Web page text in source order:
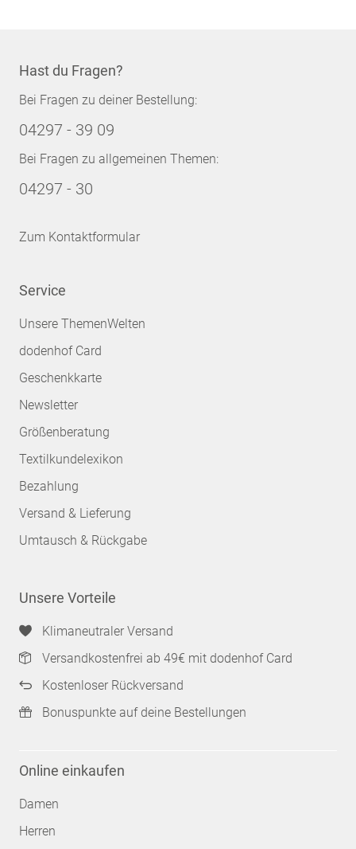
Hast du Fragen?
Bei Fragen zu deiner Bestellung:
04297 - 39 09
Bei Fragen zu allgemeinen Themen:
04297 - 30
Zum Kontaktformular
Service
Unsere ThemenWelten
dodenhof Card
Geschenkkarte
Newsletter
Größenberatung
Textilkundelexikon
Bezahlung
Versand & Lieferung
Umtausch & Rückgabe
Unsere Vorteile
Klimaneutraler Versand
Versandkostenfrei ab 49€ mit dodenhof Card
Kostenloser Rückversand
Bonuspunkte auf deine Bestellungen
Online einkaufen
Damen
Herren